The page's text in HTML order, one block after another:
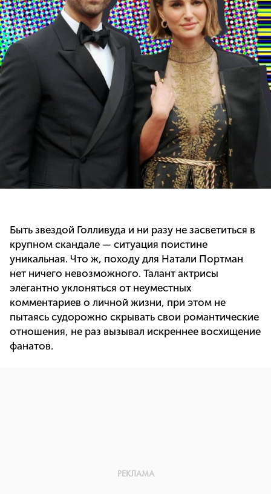
Быть звездой Голливуда и ни разу не засветиться в
крупном скандале — ситуация поистине
уникальная. Что ж, походу для Натали Портман
нет ничего невозможного. Талант актрисы
элегантно уклоняться от неуместных
комментариев о личной жизни, при этом не
пытаясь судорожно скрывать свои романтические
отношения, не раз вызывал искреннее восхищение
фанатов.